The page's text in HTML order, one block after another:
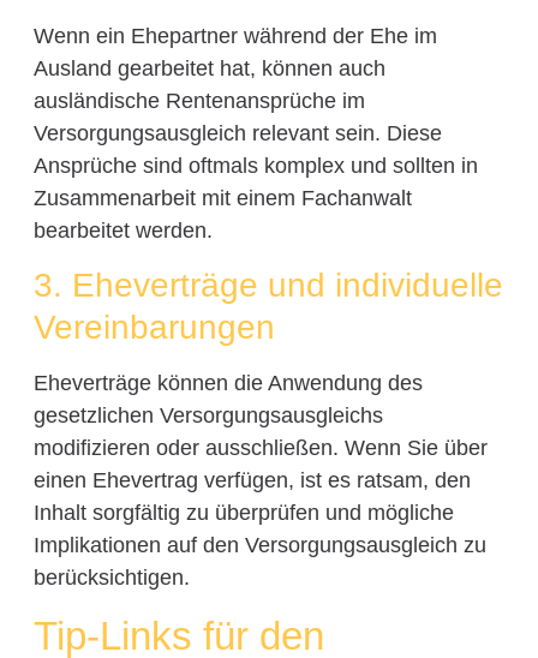
Wenn ein Ehepartner während der Ehe im
Ausland gearbeitet hat, können auch
ausländische Rentenansprüche im
Versorgungsausgleich relevant sein. Diese
Ansprüche sind oftmals komplex und sollten in
Zusammenarbeit mit einem Fachanwalt
bearbeitet werden.
3. Eheverträge und individuelle
Vereinbarungen
Eheverträge können die Anwendung des
gesetzlichen Versorgungsausgleichs
modifizieren oder ausschließen. Wenn Sie über
einen Ehevertrag verfügen, ist es ratsam, den
Inhalt sorgfältig zu überprüfen und mögliche
Implikationen auf den Versorgungsausgleich zu
berücksichtigen.
Tip-Links für den